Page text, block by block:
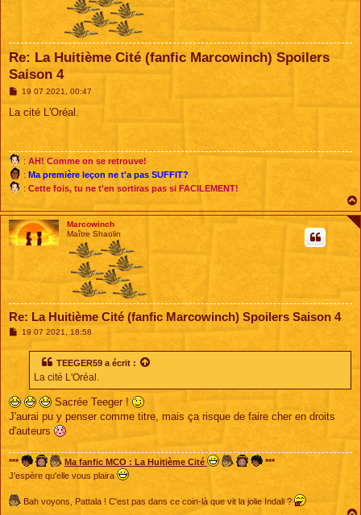
Re: La Huitième Cité (fanfic Marcowinch) Spoilers
Saison 4
M
s
19 07 2021, 00:47
La cité L'Oréal.
: AH! Comme on se retrouve!
: Ma première leçon ne t'a pas SUFFIT?
: Cette fois, tu ne t'en sortiras pas si FACILEMENT!
Marcowinch
Maître Shaolin
Re: La Huitième Cité (fanfic Marcowinch) Spoilers Saison 4
M
19 07 2021, 18:58
TEEGER59 a écrit :
La cité L'Oréal.
Sacrée Teeger !
J'aurai pu y penser comme titre, mais ça risque de faire cher en droits
d'auteurs
*** Ma fanfic MCO : La Huitième Cité
***
J'espère qu'elle vous plaira
Bah voyons, Pattala ! C'est pas dans ce coin-là que vit la jolie Indali ?